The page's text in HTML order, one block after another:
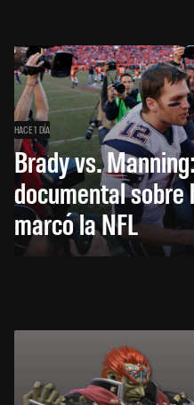
HACE 1 DÍA
Brady vs.
documental sobre
marcó la NFL